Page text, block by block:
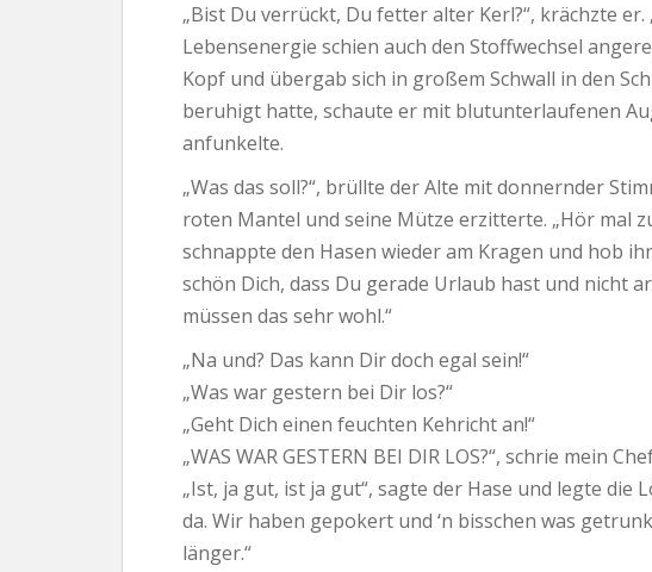
„Bist Du verrückt, Du fetter alter Kerl?“, krächzte er.
Lebensenergie schien auch den Stoffwechsel
Kopf und übergab sich in großem Schwall in den
beruhigt hatte, schaute er mit blutunterlaufenen
anfunkelte.
„Was das soll?“, brüllte der Alte mit donnernder
roten Mantel und seine Mütze erzitterte. „Hör mal
schnappte den Hasen wieder am Kragen und hob
schön Dich, dass Du gerade Urlaub hast und nicht
müssen das sehr wohl.“
„Na und? Das kann Dir doch egal sein!“
„Was war gestern bei Dir los?“
„Geht Dich einen feuchten Kehricht an!“
„WAS WAR GESTERN BEI DIR LOS?“, schrie mein
„Ist, ja gut, ist ja gut“, sagte der Hase und legte die
da. Wir haben gepokert und ‘n bisschen was
länger.“